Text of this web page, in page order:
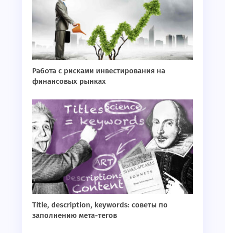
Работа с рисками инвестирования на
финансовых рынках
Title, description, keywords: советы по
заполнению мета-тегов